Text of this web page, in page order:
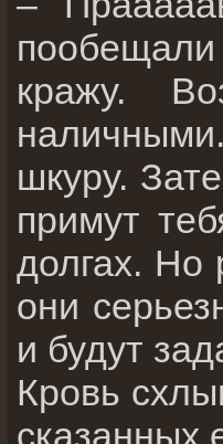
кражу.
шкуру.
примут
долгах. Но
они
и будут
Кровь
сказанных